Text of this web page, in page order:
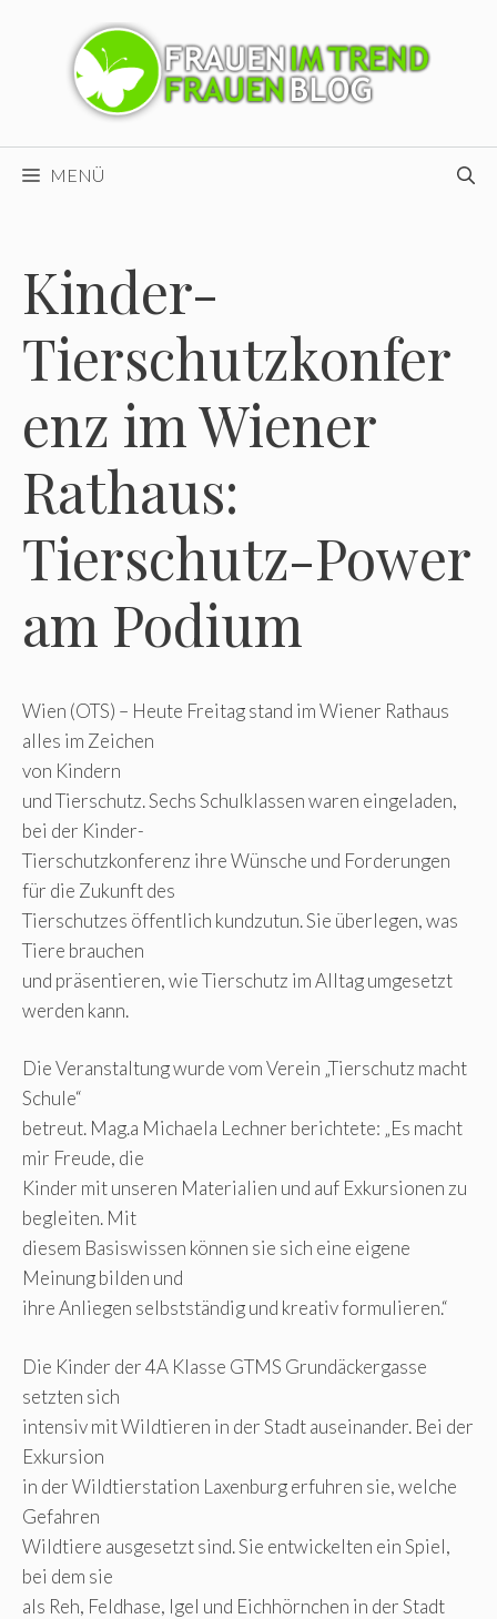
MENÜ
Kinder-
Tierschutzkonfer
enz im Wiener
Rathaus:
Tierschutz-Power
am Podium
Wien (OTS) – Heute Freitag stand im Wiener Rathaus
alles im Zeichen
von Kindern
und Tierschutz. Sechs Schulklassen waren eingeladen,
bei der Kinder-
Tierschutzkonferenz ihre Wünsche und Forderungen
für die Zukunft des
Tierschutzes öffentlich kundzutun. Sie überlegen, was
Tiere brauchen
und präsentieren, wie Tierschutz im Alltag umgesetzt
werden kann.
Die Veranstaltung wurde vom Verein „Tierschutz macht
Schule“
betreut. Mag.a Michaela Lechner berichtete: „Es macht
mir Freude, die
Kinder mit unseren Materialien und auf Exkursionen zu
begleiten. Mit
diesem Basiswissen können sie sich eine eigene
Meinung bilden und
ihre Anliegen selbstständig und kreativ formulieren.“
Die Kinder der 4A Klasse GTMS Grundäckergasse
setzten sich
intensiv mit Wildtieren in der Stadt auseinander. Bei der
Exkursion
in der Wildtierstation Laxenburg erfuhren sie, welche
Gefahren
Wildtiere ausgesetzt sind. Sie entwickelten ein Spiel,
bei dem sie
als Reh, Feldhase, Igel und Eichhörnchen in der Stadt